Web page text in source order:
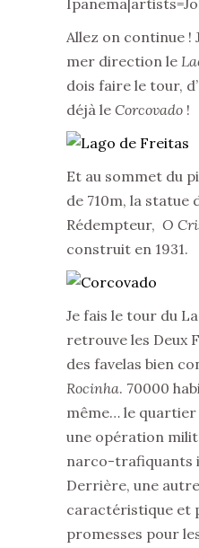
Allez on continue !
mer direction le
dois faire le tour,
déjà le Corcovado !
Et au sommet du
de 710m, la statue
Rédempteur, O
construit en 1931.
Je fais le tour du
retrouve les Deux
des favelas bien
Rocinha. 70000
même… le
une opération
narco-trafiquants
Derrière, une
caractéristique et
promesses pour